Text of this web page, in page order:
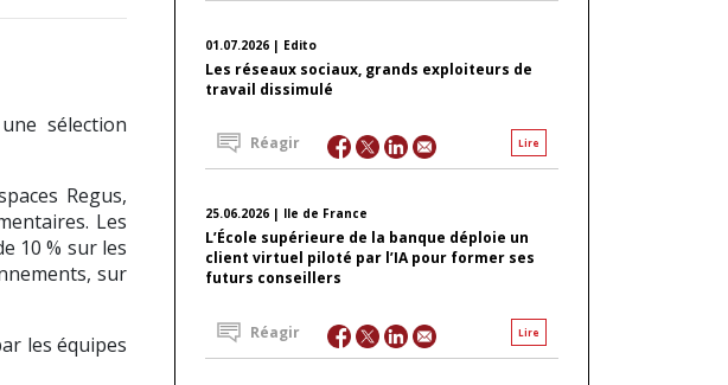
sélection
Regus,
Les
10 % sur les
sur
les équipes
01.07.2026 | Edito
Les réseaux sociaux, grands exploiteurs de
travail dissimulé
Lire
Réagir
25.06.2026 | Ile de France
L’École supérieure de la banque déploie un
client virtuel piloté par l’IA pour former ses
futurs conseillers
Lire
Réagir